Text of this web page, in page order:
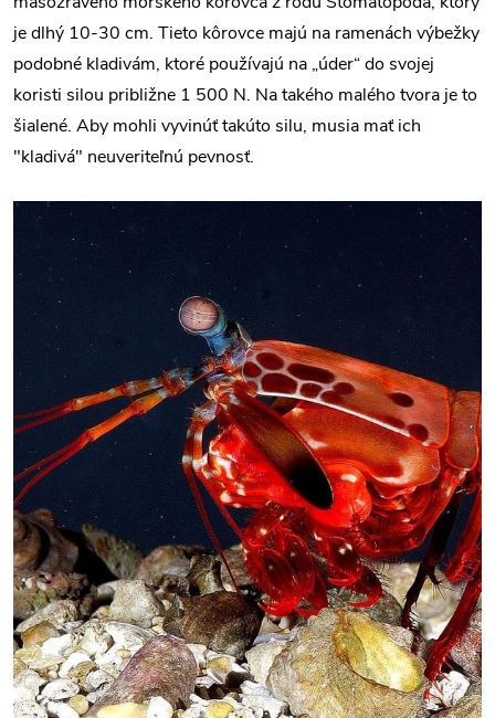
je dlhý 10-30 cm. Tieto kôrovce majú na ramenách výbežky
podobné kladivám, ktoré používajú na „úder“ do svojej
koristi silou približne 1 500 N. Na takého malého tvora je to
šialené. Aby mohli vyvinúť takúto silu, musia mať ich
"kladivá" neuveriteľnú pevnosť.